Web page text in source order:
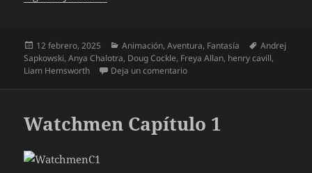
Publicado
el
12 febrero, 2025 Categorías
Animación,Aventura, Fantasía Etiquetas
Andrej
Sapkowski,Anya Chalotra, Doug Cockle, Freya Allan, henry cavill,
Liam Hemsworth
Deja un comentarioen The Witcher Sirenas de las
Watchmen Capítulo 1